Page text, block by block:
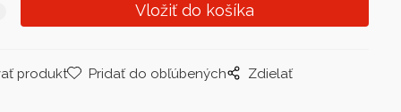
produkt Pridať do obľúbených Zdielať